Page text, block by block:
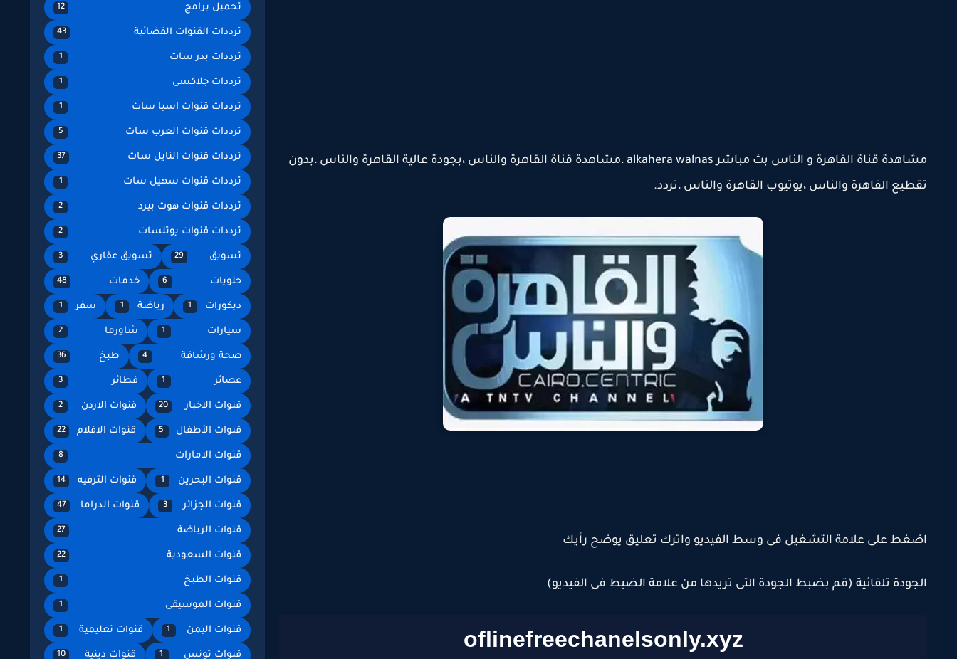
مشاهدة قناة القاهرة و الناس بث مباشر alkahera walnas ،مشاهدة قناة القاهرة والناس ،بجودة عالية القاهرة والناس ،بدون
تقطيع القاهرة والناس ،يوتيوب القاهرة والناس ،تردد.
اضغط على علامة التشغيل فى وسط الفيديو واترك تعليق يوضح رأيك
الجودة تلقائية (قم بضبط الجودة التى تريدها من علامة الضبط فى الفيديو)
تحميل برامج 12
ترددات القنوات الفضائية 43
ترددات بدر سات 1
ترددات جلاكسى 1
ترددات قنوات اسيا سات 1
ترددات قنوات العرب سات 5
ترددات قنوات النايل سات 37
ترددات قنوات سهيل سات 1
ترددات قنوات هوت بيرد 2
ترددات قنوات يوتلسات 2
تسويق 29 تسويق عقاري 3
حلويات 6 خدمات 48
ديكورات 1 رياضة 1 سفر 1
سيارات 1 شاورما 2
صحة ورشاقة 4 طبخ 36
عصائر 1 فطائر 3
قنوات الاخبار 20 قنوات الاردن 2
قنوات الأطفال 5 قنوات الافلام 22
قنوات الامارات 8
قنوات البحرين 1 قنوات الترفيه 14
قنوات الجزائر 3 قنوات الدراما 47
قنوات الرياضة 27
قنوات السعودية 22
قنوات الطبخ 1
قنوات الموسيقى 1
قنوات اليمن 1 قنوات تعليمية 1
قنوات تونس 1 قنوات دينية 10